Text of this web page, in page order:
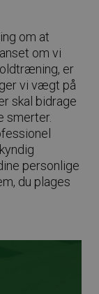
om at
om vi
er
vi vægt på
skal bidrage
smerter.
personlige
du plages